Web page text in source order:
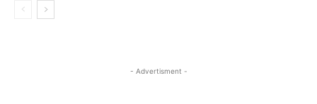
- Advertisment -